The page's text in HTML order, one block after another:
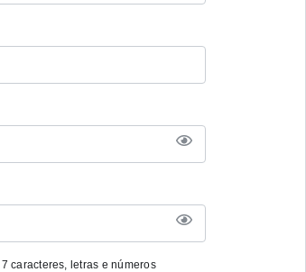
caracteres, letras e números